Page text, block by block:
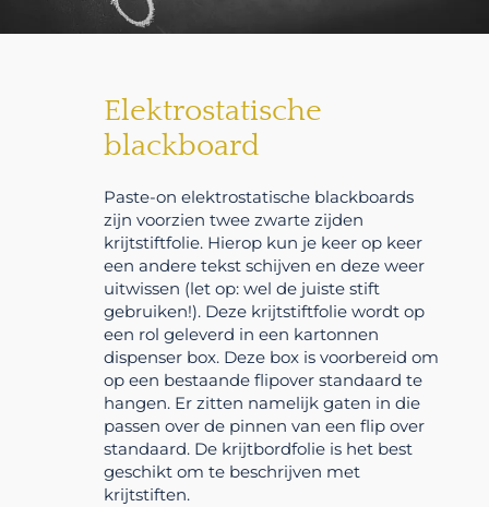
Elektrostatische
blackboard
Paste-on elektrostatische blackboards
zijn voorzien twee zwarte zijden
krijtstiftfolie. Hierop kun je keer op keer
een andere tekst schijven en deze weer
uitwissen (let op: wel de juiste stift
gebruiken!). Deze krijtstiftfolie wordt op
een rol geleverd in een kartonnen
dispenser box. Deze box is voorbereid om
op een bestaande flipover standaard te
hangen. Er zitten namelijk gaten in die
passen over de pinnen van een flip over
standaard. De krijtbordfolie is het best
geschikt om te beschrijven met
krijtstiften.